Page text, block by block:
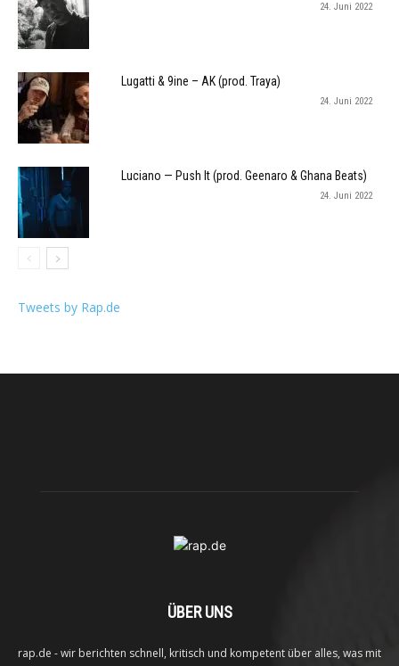
24. Juni 2022
Lugatti & 9ine – AK (prod. Traya)
24. Juni 2022
Luciano — Push It (prod. Geenaro & Ghana Beats)
24. Juni 2022
Tweets by Rap.de
ÜBER UNS
rap.de - wir berichten schnell, kritisch und kompetent über alles, was mit